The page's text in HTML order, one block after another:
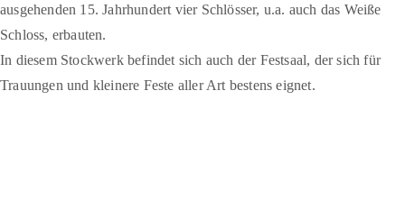
ausgehenden 15. Jahrhundert vier Schlösser, u.a. auch das Weiße
Schloss, erbauten.
In diesem Stockwerk befindet sich auch der Festsaal, der sich für
Trauungen und kleinere Feste aller Art bestens eignet.